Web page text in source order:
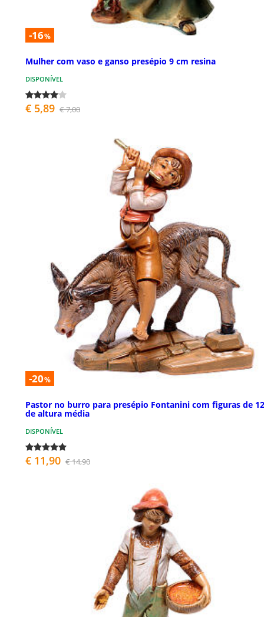
-16%
Mulher com vaso e ganso presépio 9 cm resina
DISPONÍVEL
€ 5,89 € 7,00
-20%
Pastor no burro para presépio Fontanini com figuras de
de altura média
DISPONÍVEL
€ 11,90 € 14,90